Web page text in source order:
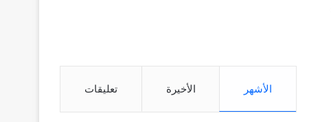
الأشهر الأخيرة تعليقات